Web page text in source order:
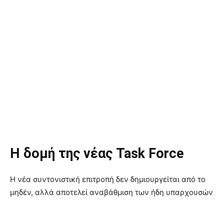
Η δομή της νέας Task Force
Η νέα συντονιστική επιτροπή δεν δημιουργείται από το
μηδέν, αλλά αποτελεί αναβάθμιση των ήδη υπαρχουσών